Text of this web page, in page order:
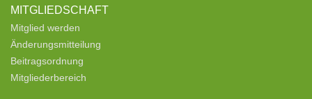
MITGLIEDSCHAFT
Mitglied werden
Änderungsmitteilung
Beitragsordnung
Mitgliederbereich